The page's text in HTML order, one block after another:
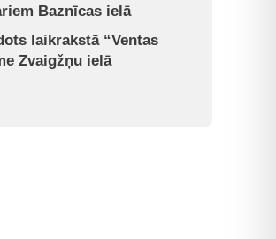
Baznīcas ielā
laikrakstā “Ventas
Zvaigžņu ielā